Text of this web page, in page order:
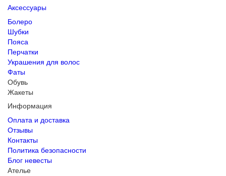
Аксессуары
Болеро
Шубки
Пояса
Перчатки
Украшения для волос
Фаты
Обувь
Жакеты
Информация
Оплата и доставка
Отзывы
Контакты
Политика безопасности
Блог невесты
Ателье